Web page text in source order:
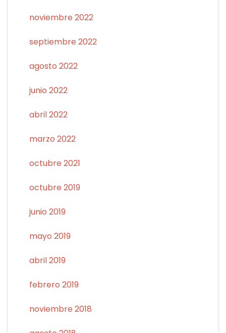
noviembre 2022
septiembre 2022
agosto 2022
junio 2022
abril 2022
marzo 2022
octubre 2021
octubre 2019
junio 2019
mayo 2019
abril 2019
febrero 2019
noviembre 2018